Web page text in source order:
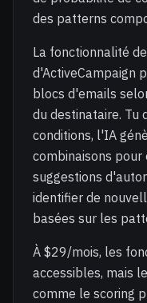
des patterns
La fonctionnalité
d'ActiveCampaign
blocs d'emails
du destinataire. Tu
conditions, l'IA
combinaisons pour
suggestions
identifier de
basées sur les
À $29/mois, les
accessibles, mais
comme le scoring